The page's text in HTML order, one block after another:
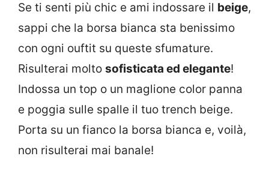
Se ti senti più chic e ami indossare il beige,
sappi che la borsa bianca sta benissimo
con ogni ouftit su queste sfumature.
Risulterai molto sofisticata ed elegante!
Indossa un top o un maglione color panna
e poggia sulle spalle il tuo trench beige.
Porta su un fianco la borsa bianca e, voilà,
non risulterai mai banale!